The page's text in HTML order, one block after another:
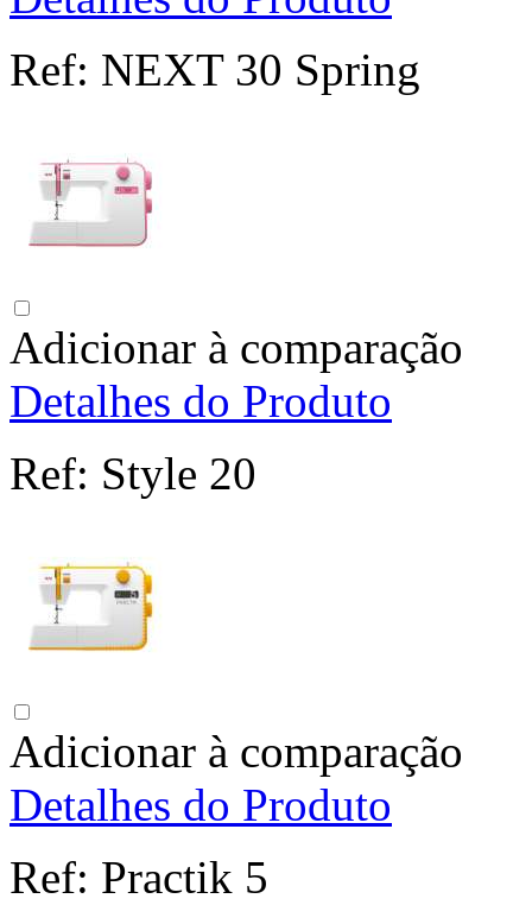
Ref: NEXT 30 Spring
Adicionar à comparação
Detalhes do Produto
Ref: Style 20
Adicionar à comparação
Detalhes do Produto
Ref: Practik 5